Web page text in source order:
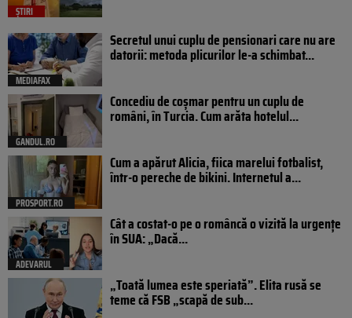
ȘTIRI
MEDIAFAX
Secretul unui cuplu de pensionari care nu are
datorii: metoda plicurilor le-a schimbat...
GANDUL.RO
Concediu de coșmar pentru un cuplu de
români, în Turcia. Cum arăta hotelul...
PROSPORT.RO
Cum a apărut Alicia, fiica marelui fotbalist,
într-o pereche de bikini. Internetul a...
ADEVARUL
Cât a costat-o pe o româncă o vizită la urgențe
în SUA: „Dacă...
„Toată lumea este speriată”. Elita rusă se
teme că FSB „scapă de sub...